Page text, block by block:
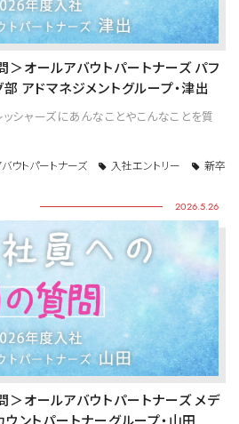
オールアバウトパートナーズ パフ
アドマネジメントグループ・津出
シャーズにあんなことやこんなことを質
ウトパートナーズ 入社エントリー 新卒
2026.5.26
オールアバウトパートナーズ メデ